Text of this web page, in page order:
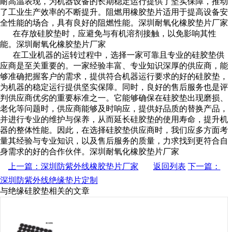
了工业生产效率的不断提升。阻燃用橡胶垫片适用于提高设备安
全性能的场合，具有良好的阻燃性能。深圳耐氧化橡胶垫片厂家
在存放硅胶垫时，应避免与有机溶剂接触，以免影响其性
能。深圳耐氧化橡胶垫片厂家
在工业机器的运转过程中，选择一家可靠且专业的硅胶垫供
应商是至关重要的。一家经验丰富、专业知识深厚的供应商，能
够准确把握客户的需求，提供符合机器运行要求的好的硅胶垫，
为机器的稳定运行提供坚实保障。同时，良好的售后服务也是评
判供应商优劣的重要标准之一。它能够确保在硅胶垫出现磨损、
老化等问题时，供应商能够及时响应，提供好品质的替换产品，
并进行专业的维护与保养，从而延长硅胶垫的使用寿命，提升机
器的整体性能。因此，在选择硅胶垫供应商时，我们应多方面考
量其经验与专业知识，以及售后服务的质量，力求找到更符合自
身需求的好的合作伙伴。深圳耐氧化橡胶垫片厂家
上一篇：深圳防紫外线橡胶垫片厂家
返回列表 下一篇：
深圳防紫外线绝缘垫片定制
与绝缘硅胶垫相关的文章